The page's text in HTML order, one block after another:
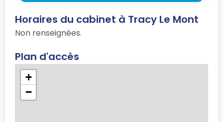
Horaires du cabinet à Tracy Le Mont
Non renseignées.
Plan d'accès
+
−